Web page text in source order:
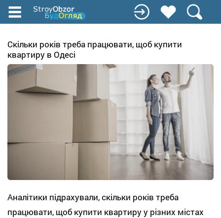
Перейти
содержанию
Скільки років треба працювати, щоб купити
квартиру в Одесі
Аналітики підрахували, скільки років треба
працювати, щоб купити квартиру у різних містах